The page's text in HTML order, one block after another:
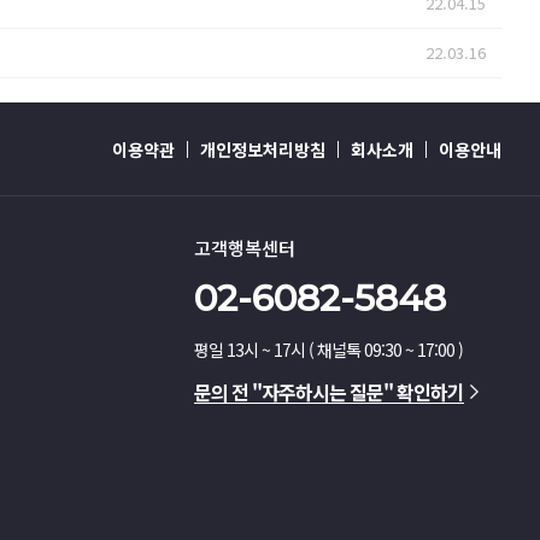
22.03.16
이용약관 개인정보처리방침 회사소개 이용안내
고객행복센터
02-6082-5848
평일 13시 ~ 17시 ( 채널톡 09:30 ~ 17:00 )
문의 전 "자주하시는 질문" 확인하기